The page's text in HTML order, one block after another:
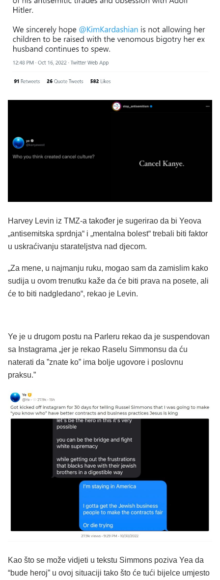
Harvey Levin iz TMZ-a također je sugerirao da bi Yeova
„antisemitska sprdnja“ i „mentalna bolest“ trebali biti faktor
u uskraćivanju starateljstva nad djecom.
„Za mene, u najmanju ruku, mogao sam da zamislim kako
sudija u ovom trenutku kaže da će biti prava na posete, ali
će to biti nadgledano“, rekao je Levin.
Ye je u drugom postu na Parleru rekao da je suspendovan
sa Instagrama „jer je rekao Raselu Simmonsu da ću
naterati da ”znate ko” ima bolje ugovore i poslovnu
praksu.”
Kao što se može vidjeti u tekstu Simmons poziva Yea da
“bude heroj” u ovoj situaciji tako što će tući bijelce umjesto